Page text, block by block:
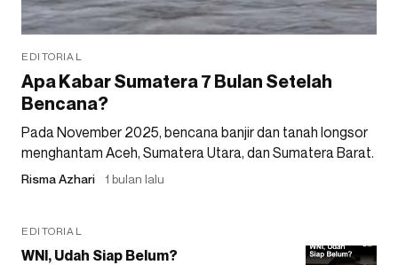
EDITORIAL
Apa Kabar Sumatera 7 Bulan Setelah
Bencana?
Pada November 2025, bencana banjir dan tanah longsor
menghantam Aceh, Sumatera Utara, dan Sumatera Barat.
Risma Azhari 1 bulan lalu
EDITORIAL
WNI, Udah Siap Belum?